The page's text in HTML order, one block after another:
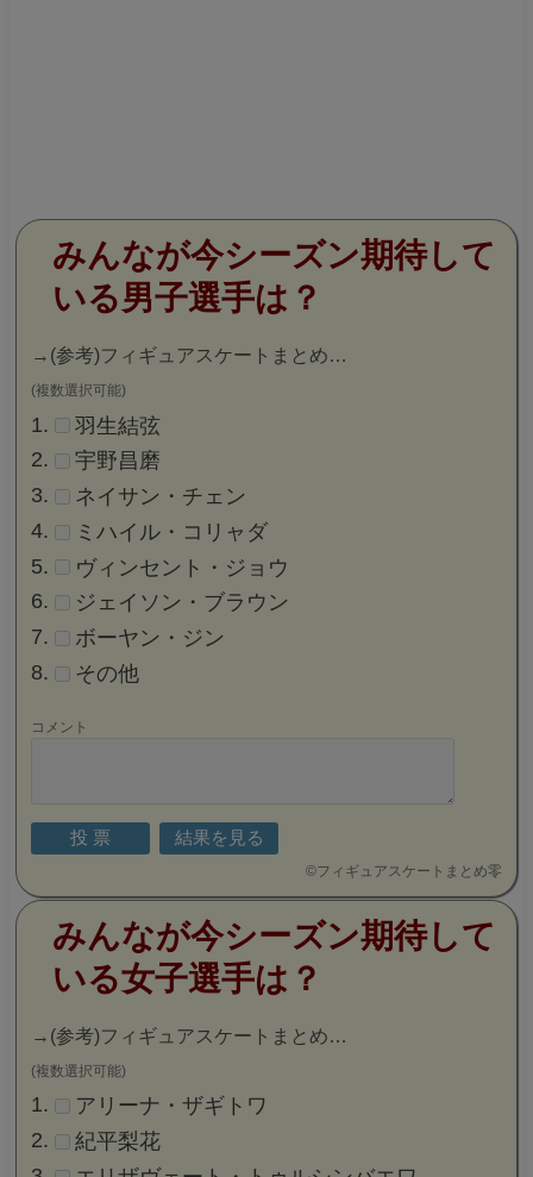
みんなが今シーズン期待して
いる男子選手は？
→ (参考)フィギュアスケートまとめ…
(複数選択可能)
羽生結弦
宇野昌磨
ネイサン・チェン
ミハイル・コリャダ
ヴィンセント・ジョウ
ジェイソン・ブラウン
ボーヤン・ジン
その他
コメント
©フィギュアスケートまとめ零
みんなが今シーズン期待して
いる女子選手は？
→ (参考)フィギュアスケートまとめ…
(複数選択可能)
アリーナ・ザギトワ
紀平梨花